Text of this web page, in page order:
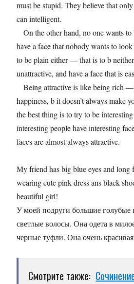
must be stupid. They believe that
can intelligent.
On the other hand, no one wants
have a face that nobody wants to
to be plain either — that is to b
unattractive, and have a face that is
Being attractive is like being rich
happiness, b it doesn’t always make
the best thing is to try to be
interesting people have interesting
faces are almost always attractive.
My friend has big blue eyes and long
wearing cute pink dress ans black
beautiful girl!
У моей подруги большие голубые
светлые волосы. Она одета в
черные туфли. Она очень
Смотрите также: